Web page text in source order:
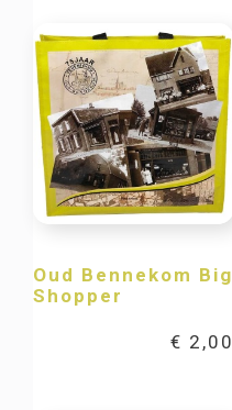
Oud Bennekom Big
Shopper
€ 2,00